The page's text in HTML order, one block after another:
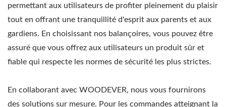
permettant aux utilisateurs de profiter pleinement du plaisir
tout en offrant une tranquillité d'esprit aux parents et aux
gardiens. En choisissant nos balançoires, vous pouvez être
assuré que vous offrez aux utilisateurs un produit sûr et
fiable qui respecte les normes de sécurité les plus strictes.
En collaborant avec WOODEVER, nous vous fournirons
des solutions sur mesure. Pour les commandes atteignant la